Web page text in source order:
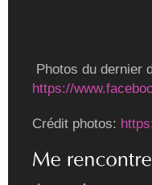
Photos du dernier
https://
Crédit photos: